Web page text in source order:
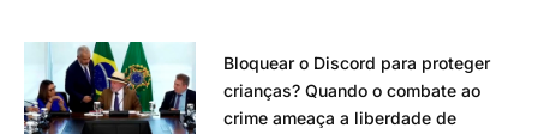
Bloquear o Discord para proteger
crianças? Quando o combate ao
crime ameaça a liberdade de